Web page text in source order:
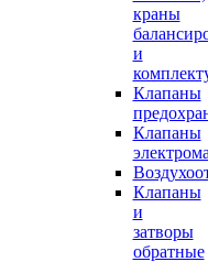
краны
и
Клапаны
Клапаны
Клапаны
и
затворы
обратные